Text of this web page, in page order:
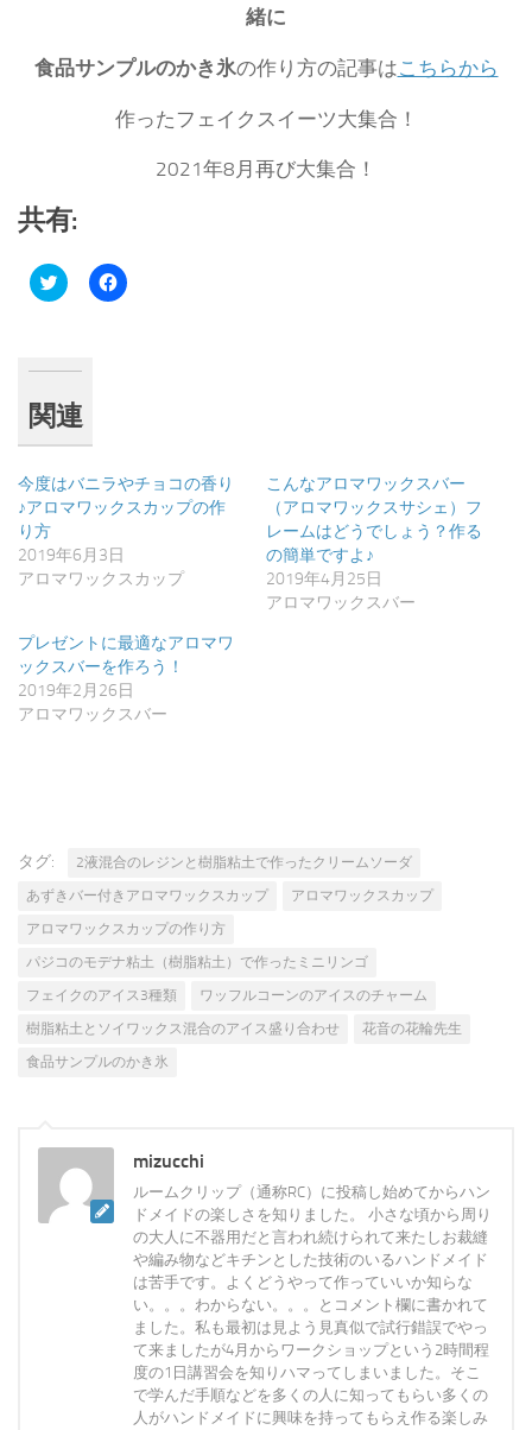
緒に
食品サンプルのかき氷の作り方の記事はこちらから
作ったフェイクスイーツ大集合！
2021年8月再び大集合！
共有:
ク
リ
Twitter
共
有
(新
し
ウ
ィ
ン
で
開
き
Facebook
で
て
く
だ
(新
し
い
ン
ド
ウ
で
開
き
ま
関連
今度はバニラやチョコの香り
♪アロマワックスカップの作
り方
2019年6月3日
アロマワックスカップ
こんなアロマワックスバー
（アロマワックスサシェ）フ
レームはどうでしょう？作る
の簡単ですよ♪
2019年4月25日
アロマワックスバー
プレゼントに最適なアロマワ
ックスバーを作ろう！
2019年2月26日
アロマワックスバー
タグ:
2液混合のレジンと樹脂粘土で作ったクリームソーダ
あずきバー付きアロマワックスカップ
アロマワックスカップ
アロマワックスカップの作り方
パジコのモデナ粘土（樹脂粘土）で作ったミニリンゴ
フェイクのアイス3種類
ワッフルコーンのアイスのチャーム
樹脂粘土とソイワックス混合のアイス盛り合わせ
花音の花輪先生
食品サンプルのかき氷
mizucchi
ルームクリップ（通称RC）に投稿し始めてからハン
ドメイドの楽しさを知りました。 小さな頃から周り
の大人に不器用だと言われ続けられて来たしお裁縫
や編み物などキチンとした技術のいるハンドメイド
は苦手です。よくどうやって作っていいか知らな
い。。。わからない。。。とコメント欄に書かれて
ました。私も最初は見よう見真似で試行錯誤でやっ
て来ましたが4月からワークショップという2時間程
度の1日講習会を知りハマってしまいました。そこ
で学んだ手順などを多くの人に知ってもらい多くの
人がハンドメイドに興味を持ってもらえ作る楽しみ